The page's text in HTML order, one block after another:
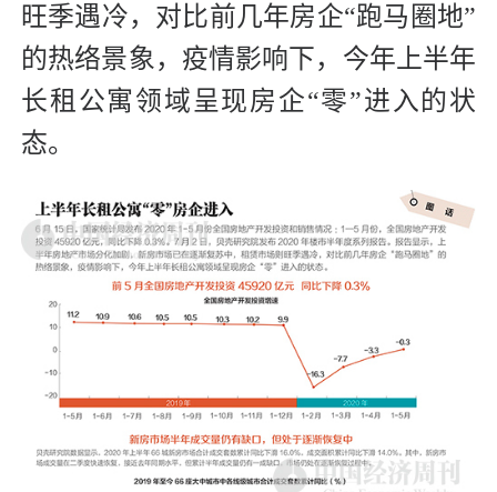
旺季遇冷，对比前几年房企“跑马圈地”
的热络景象，疫情影响下，今年上半年
长租公寓领域呈现房企“零”进入的状
态。